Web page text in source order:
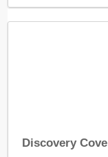
Discovery Cove